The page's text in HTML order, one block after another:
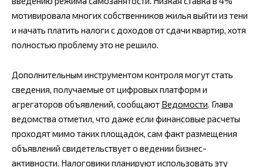
мотивировала многих собственников жилья выйти из тени
и начать платить налоги с доходов от сдачи квартир, хотя
полностью проблему это не решило.
Дополнительным инструментом контроля могут стать
сведения, получаемые от цифровых платформ и
агрегаторов объявлений, сообщают Ведомости . Глава
ведомства отметил, что даже если финансовые расчеты
проходят мимо таких площадок, сам факт размещения
объявлений свидетельствует о ведении бизнес-
активности. Налоговики планируют использовать эту